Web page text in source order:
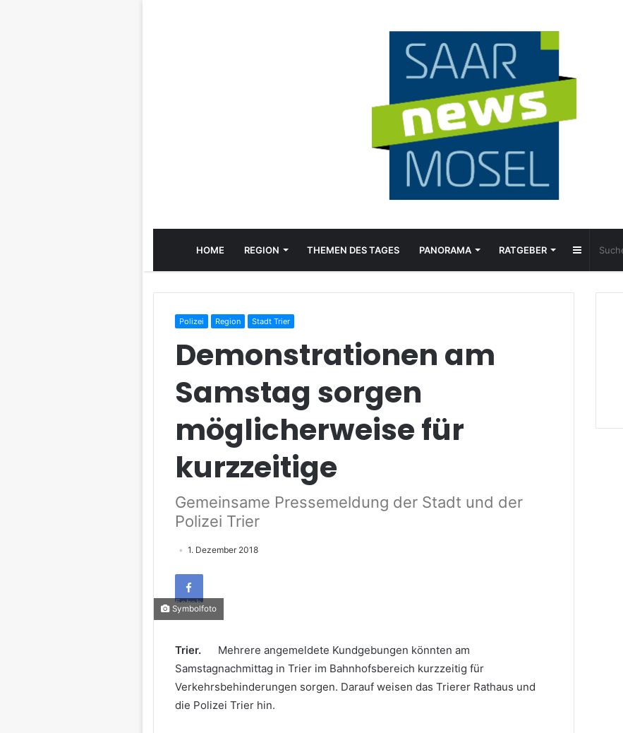
HOME REGION THEMEN DES TAGES PANORAMA RATGEBER Sidebar
Polizei Region Stadt Trier
Demonstrationen am
Samstag sorgen
möglicherweise für
kurzzeitige
Gemeinsame Pressemeldung der Stadt und der
Polizei Trier
1. Dezember 2018
Facebook
Symbolfoto
Trier.
Mehrere angemeldete Kundgebungen könnten am
Samstagnachmittag in Trier im Bahnhofsbereich kurzzeitig für
Verkehrsbehinderungen sorgen. Darauf weisen das Trierer Rathaus und
die Polizei Trier hin.